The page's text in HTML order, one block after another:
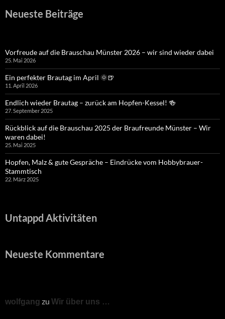
Neueste Beiträge
Vorfreude auf die Brauschau Münster 2026 – wir sind wieder dabei
25. Mai 2026
Ein perfekter Brautag im April 🌞🍺
11. April 2026
Endlich wieder Brautag – zurück am Hopfen-Kessel! 🍻
27. September 2025
Rückblick auf die Brauschau 2025 der Braufreunde Münster – Wir
waren dabei!
25. Mai 2025
Hopfen, Malz & gute Gespräche – Eindrücke vom Hobbybrauer-
Stammtisch
22. März 2025
Untappd Aktivitäten
Neueste Kommentare
wolfgang zu Wir über uns …